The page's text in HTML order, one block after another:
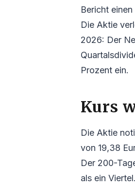
Bericht
Die Aktie
2026: Der
Prozent ein.
Kurs
Die Aktie
von 19,38
Der 200-
als ein Viertel.